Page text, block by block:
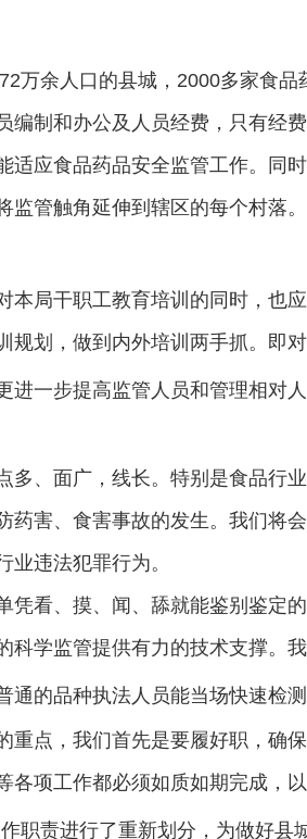
72万余人口的县城， 2000多家食品
制和办公及人员经费，只有经
应食品药品安全监管工作。同
管触角延伸到辖区的每个村落
本局干职工教育培训的同时，也
划，做到内外培训两手抓。即
一步提高监管人员和管理相对人
、面广，线长。特别是食品行
害、食害事故的发生。我们将
违法犯罪行为。
凭看、摸、闻、舔就能鉴别鉴定
学监管提供有力的技术支撑。
的品种执法人员能当场快速检测
重点，我们首先是要履好职，确
项工作都必须如质如期完成，
责进行了重新划分，为做好县